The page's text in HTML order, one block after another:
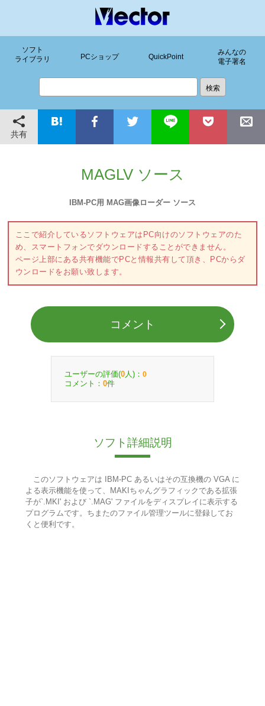
ソフト
ライブラリ
PCショップ QuickPoint
みんなの
電子署名
共有
MAGLV ソース
IBM-PC用 MAG画像ローダー ソース
ここで紹介しているソフトウェアはPC向けのソフトウェアのた
め、スマートフォンでダウンロードすることができません。
ページ上部にある共有機能でPCと情報共有して頂き、PCからダ
ウンロードをお願い致します。
コメント
ユーザーの評価(0 人)： 0
コメント： 0件
ソフト詳細説明
このソフトウェアは IBM-PC あるいはその互換機の VGA に
よる表示機能を使って、MAKIちゃんグラフィックである拡張
子が`.MKI' および `.MAG' ファイルをディスプレイに表示する
プログラムです。ちまたのファイル管理ツールに登録してお
くと便利です。